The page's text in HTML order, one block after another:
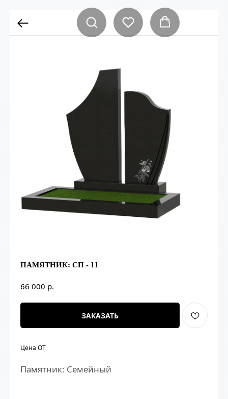
ПАМЯТНИК: СП - 11
66 000 р.
ЗАКАЗАТЬ
Цена ОТ
Памятник: Семейный